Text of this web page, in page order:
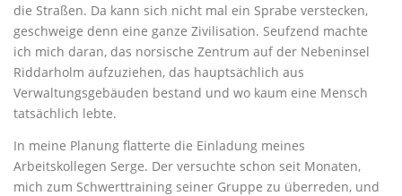
die Straßen. Da kann sich nicht mal ein Sprabe verstecken,
geschweige denn eine ganze Zivilisation. Seufzend machte
ich mich daran, das norsische Zentrum auf der Nebeninsel
Riddarholm aufzuziehen, das hauptsächlich aus
Verwaltungsgebäuden bestand und wo kaum eine Mensch
tatsächlich lebte.
In meine Planung flatterte die Einladung meines
Arbeitskollegen Serge. Der versuchte schon seit Monaten,
mich zum Schwerttraining seiner Gruppe zu überreden, und